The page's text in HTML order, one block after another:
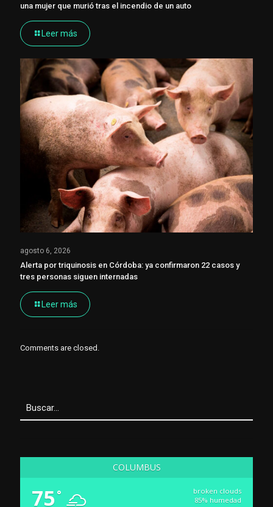
una mujer que murió tras el incendio de un auto
Leer más
agosto 6, 2026
Alerta por triquinosis en Córdoba: ya confirmaron 22 casos y
tres personas siguen internadas
Leer más
Comments are closed.
COLUMBUS
75°
broken clouds
85% humedad